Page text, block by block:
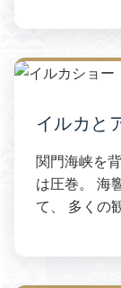
イルカと
関門海峡を
は圧巻。 海
て、 多くの